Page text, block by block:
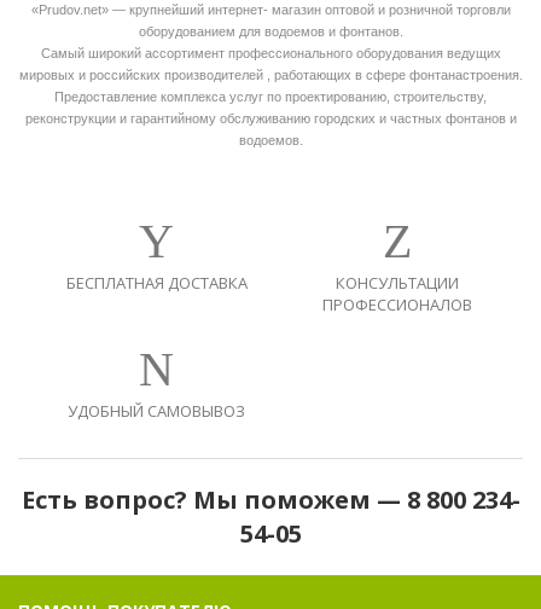
«Prudov.net» — крупнейший интернет- магазин оптовой и розничной торговли
оборудованием для водоемов и фонтанов.
Самый широкий ассортимент профессионального оборудования ведущих
мировых и российских производителей , работающих в сфере фонтанастроения.
Предоставление комплекса услуг по проектированию, строительству,
реконструкции и гарантийному обслуживанию городских и частных фонтанов и
водоемов.
БЕСПЛАТНАЯ ДОСТАВКА
КОНСУЛЬТАЦИИ
ПРОФЕССИОНАЛОВ
УДОБНЫЙ САМОВЫВОЗ
Есть вопрос? Мы поможем — 8 800 234-
54-05